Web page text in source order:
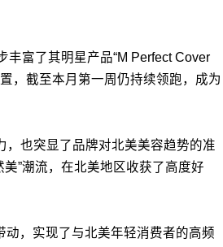
富了其明星产品“M Perfect Cover
，截至本月第一周仍持续领跑，成为
也突显了品牌对北美美容趋势的准
”潮流，在北美地区收获了高度好
，实现了与北美年轻消费者的高频